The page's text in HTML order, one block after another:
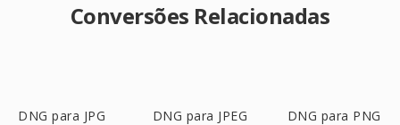
Conversões Relacionadas
DNG para JPG DNG para JPEG DNG para PNG